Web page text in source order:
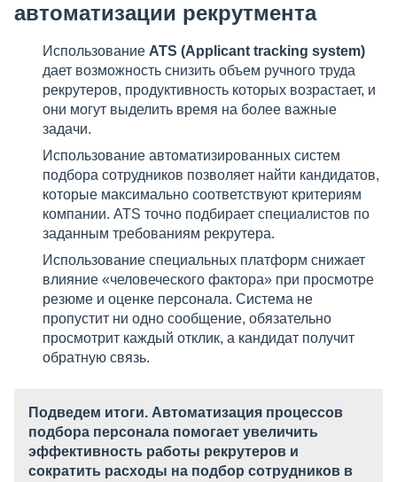
автоматизации рекрутмента
Использование ATS (Applicant tracking system)
дает возможность снизить объем ручного труда
рекрутеров, продуктивность которых возрастает, и
они могут выделить время на более важные
задачи.
Использование автоматизированных систем
подбора сотрудников позволяет найти кандидатов,
которые максимально соответствуют критериям
компании. ATS точно подбирает специалистов по
заданным требованиям рекрутера.
Использование специальных платформ снижает
влияние «человеческого фактора» при просмотре
резюме и оценке персонала. Система не
пропустит ни одно сообщение, обязательно
просмотрит каждый отклик, а кандидат получит
обратную связь.
Подведем итоги. Автоматизация процессов
подбора персонала помогает увеличить
эффективность работы рекрутеров и
сократить расходы на подбор сотрудников в